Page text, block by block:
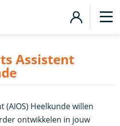
Assistent
(AIOS) Heelkunde willen
ontwikkelen in jouw